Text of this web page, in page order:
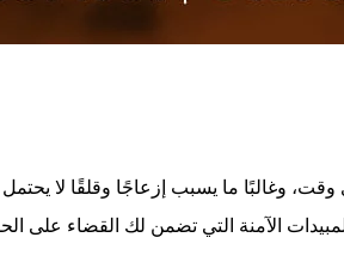
وقت، وغالبًا ما يسبب إزعاجًا وقلقًا لا
الآمنة التي تضمن لك القضاء على